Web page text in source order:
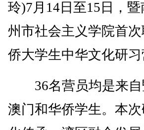
玲)7月14日至15日，
州市社会主义学院首
侨大学生中华文化研
36名营员均是来自
澳门和华侨学生。本